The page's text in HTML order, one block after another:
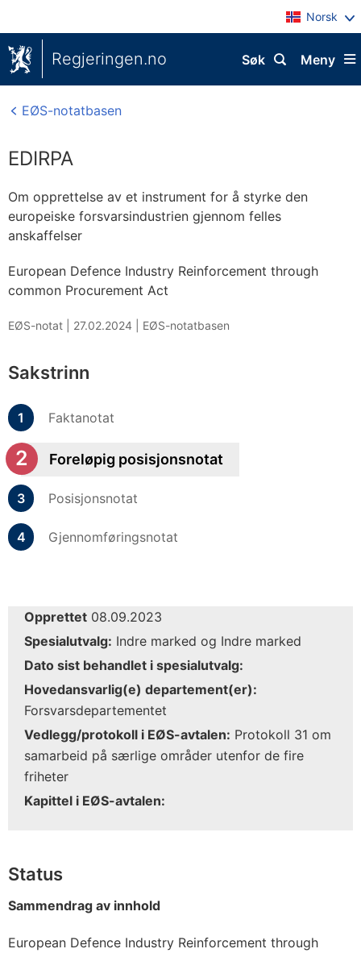
Norsk
Regjeringen.no Meny
Søk
EØS-notatbasen
EDIRPA
Om opprettelse av et instrument for å styrke den
europeiske forsvarsindustrien gjennom felles
anskaffelser
European Defence Industry Reinforcement through
common Procurement Act
EØS-notat | 27.02.2024 EØS-notatbasen
Sakstrinn
Faktanotat
Foreløpig posisjonsnotat
Posisjonsnotat
Gjennomføringsnotat
Opprettet 08.09.2023
Spesialutvalg: Indre marked og Indre marked
Dato sist behandlet i spesialutvalg:
Hovedansvarlig(e) departement(er):
Forsvarsdepartementet
Vedlegg/protokoll i EØS-avtalen: Protokoll 31 om
samarbeid på særlige områder utenfor de fire
friheter
Kapittel i EØS-avtalen:
Status
Sammendrag av innhold
European Defence Industry Reinforcement through